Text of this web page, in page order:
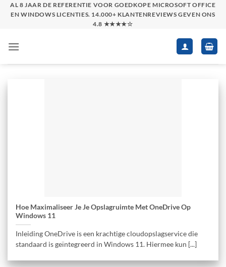
SkipAL 8 JAAR DE REFERENTIE VOOR GOEDKOPE MICROSOFT OFFICE
EN WINDOWS LICENTIES. 14.000+ KLANTENREVIEWS GEVEN ONS
4.8 ★★★★☆
Hoe Maximaliseer Je Je Opslagruimte Met OneDrive Op
Windows 11
Inleiding OneDrive is een krachtige cloudopslagservice die
standaard is geïntegreerd in Windows 11. Hiermee kun [...]